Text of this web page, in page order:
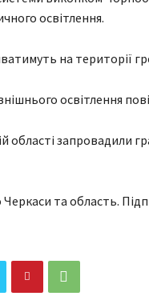
освітлення.
на території
освітлення
області запровадили
та область.